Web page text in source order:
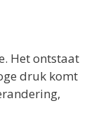
Het ontstaat
druk komt